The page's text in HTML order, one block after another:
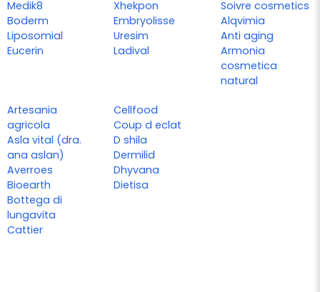
Medik8
Boderm
Liposomial
Eucerin
Xhekpon
Embryolisse
Uresim
Ladival
Soivre cosmetics
Alqvimia
Anti aging
Armonia
cosmetica
natural
Artesania
agricola
Asla vital (dra.
ana aslan)
Averroes
Bioearth
Bottega di
lungavita
Cattier
Cellfood
Coup d eclat
D shila
Dermilid
Dhyvana
Dietisa